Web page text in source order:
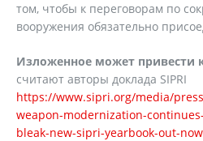
том, чтобы к переговорам по
вооружения обязательно
Изложенное может привести
считают авторы доклада SIPRI
https://www.sipri.org/media/
weapon-modernization-
bleak-new-sipri-yearbook-out-now